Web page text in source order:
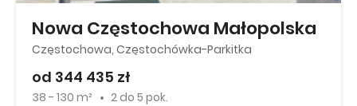
Nowa Częstochowa Małopolska
Częstochowa, Częstochówka-Parkitka
od 344 435 zł
38 - 130 m² 2 do 5 pok.